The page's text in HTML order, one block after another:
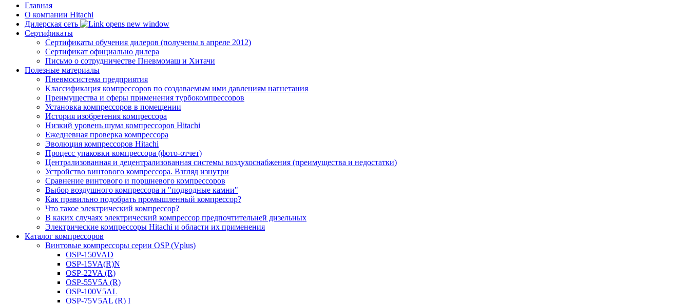
Главная
О компании Hitachi
Дилерская сеть
Сертификаты
Сертификаты обучения дилеров (получены в апреле 2012)
Сертификат официально дилера
Письмо о сотрудничестве Пневмомаш и Хитачи
Полезные материалы
Пневмосистема предприятия
Классификация компрессоров по создаваемым ими давлениям нагнетания
Преимущества и сферы применения турбокомпрессоров
Установка компрессоров в помещении
История изобретения компрессора
Низкий уровень шума компрессоров Hitachi
Ежедневная проверка компрессора
Эволюция компрессоров Hitachi
Процесс упаковки компрессора (фото-отчет)
Централизованная и децентрализованная системы воздухоснабжения (преимущества и недостатки)
Устройство винтового компрессора. Взгляд изнутри
Сравнение винтового и поршневого компрессоров
Выбор воздушного компрессора и "подводные камни"
Как правильно подобрать промышленный компрессор?
Что такое электрический компрессор?
В каких случаях электрический компрессор предпочтительней дизельных
Электрические компрессоры Hitachi и области их применения
Каталог компрессоров
Винтовые компрессоры серии OSP (Vplus)
OSP-150VAD
OSP-15VA(R)N
OSP-22VA (R)
OSP-55V5A (R)
OSP-100V5AL
OSP-75V5AL (R) I